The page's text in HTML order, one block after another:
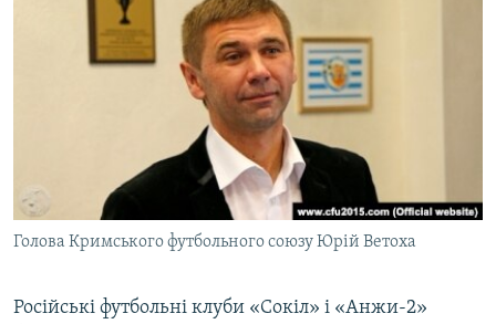
ВСЕ ЗА ДЕНЬ
СПЕЦПРОЕКТИ
СВІДЧЕННЯ ОКУПАЦІЇ
УКРАЇНСЬКА ПРОБЛЕМА КРИМУ
ІНФОГРАФІКА
ЯК ОБІЙТИ БЛОКУВАННЯ
Qırımtatar
ДОЛУЧАЙСЯ!
Голова Кримського футбольного союзу Юрій Ветоха
Російські футбольні клуби «Сокіл» і «Анжи-2»